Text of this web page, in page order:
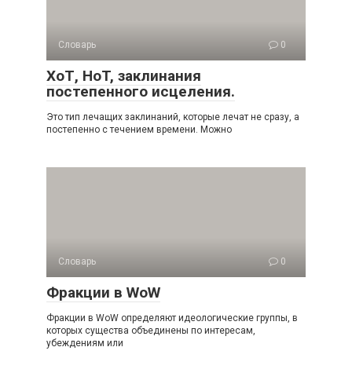
Словарь 0
ХоТ, HoT, заклинания
постепенного исцеления.
Это тип лечащих заклинаний, которые лечат не сразу, а
постепенно с течением времени. Можно
Словарь 0
Фракции в WoW
Фракции в WoW определяют идеологические группы, в
которых существа объединены по интересам,
убеждениям или